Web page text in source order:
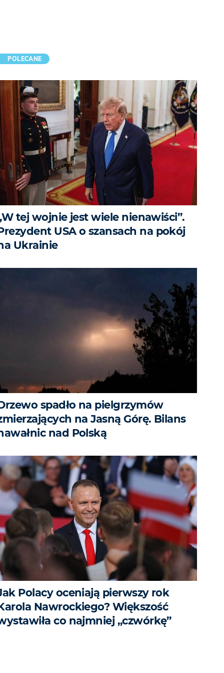
POLECANE
tej wojnie jest wiele nienawiści”.
USA o szansach na pokój
Ukrainie
spadło na pielgrzymów
na Jasną Górę. Bilans
nad Polską
Polacy oceniają pierwszy rok
Nawrockiego? Większość
co najmniej „czwórkę”